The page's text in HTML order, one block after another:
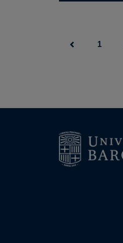
Posts1